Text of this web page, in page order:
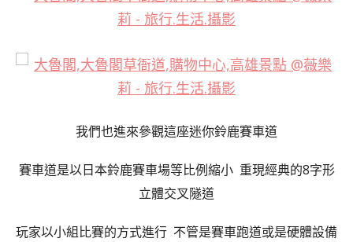
我們也進來參觀這座迷你鈴鹿賽車道
賽車道是以日本鈴鹿賽車場等比例縮小 重現經典的8字形
立體交叉隧道
玩家以小組比賽的方式進行 不管是賽車跑道或是硬體設備